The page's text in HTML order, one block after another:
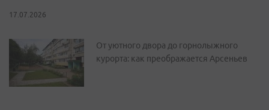
17.07.2026
От уютного двора до горнолыжного
курорта: как преображается Арсеньев